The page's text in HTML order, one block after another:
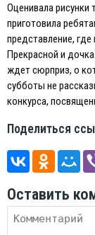
Оценивала рисунки
приготовила
представление,
Прекрасной и
ждет сюрприз, о
субботы не
конкурса,
Поделиться
Оставить